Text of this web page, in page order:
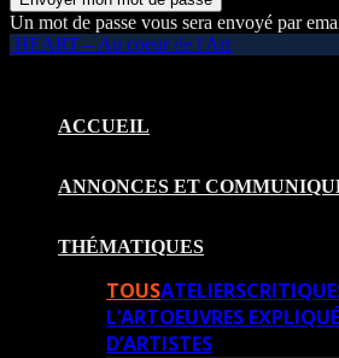
Un mot de passe vous sera envoyé par
HEART – Au coeur de l'Art
ACCUEIL
ANNONCES ET
THÉMATIQUES
TOUSATELIERS
L’ARTOEUVRES
D’ARTISTES